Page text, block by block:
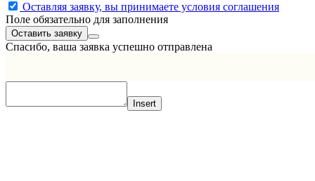
Оставляя заявку, вы принимаете условия соглашения
Поле обязательно для заполнения
Спасибо, ваша заявка успешно отправлена
Insert